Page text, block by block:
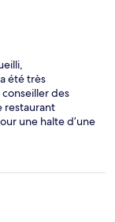
été très
des
restaurant
une halte d’une